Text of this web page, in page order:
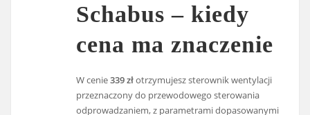
Schabus – kiedy
cena ma znaczenie
W cenie339 złotrzymujesz sterownik wentylacji
przeznaczony do przewodowego sterowania
odprowadzaniem, z parametrami dopasowanymi